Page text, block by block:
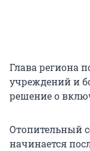
Глава региона
учреждений и
решение о
Отопительный
начинается